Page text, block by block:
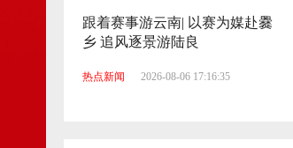
跟着赛事游云南| 以赛为媒赴爨
乡 追风逐景游陆良
热点新闻 2026-08-06 17:16:35